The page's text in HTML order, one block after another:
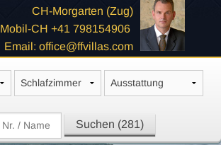
CH-Morgarten (Zug)
Mobil-CH +41 798154906
Email: office@ffvillas.com